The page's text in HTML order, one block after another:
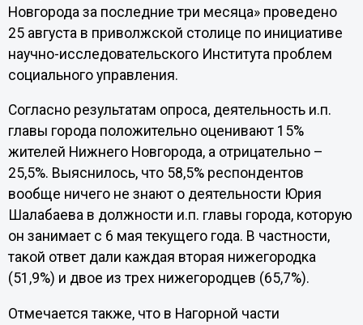
Новгорода за последние три месяца» проведено
25 августа в приволжской столице по инициативе
научно-исследовательского Института проблем
социального управления.
Согласно результатам опроса, деятельность и.п.
главы города положительно оценивают 15%
жителей Нижнего Новгорода, а отрицательно –
25,5%. Выяснилось, что 58,5% респондентов
вообще ничего не знают о деятельности Юрия
Шалабаева в должности и.п. главы города, которую
он занимает с 6 мая текущего года. В частности,
такой ответ дали каждая вторая нижегородка
(51,9%) и двое из трех нижегородцев (65,7%).
Отмечается также, что в Нагорной части